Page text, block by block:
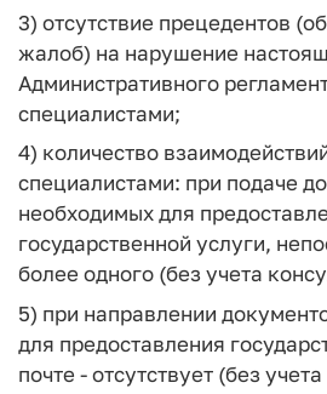
3) отсутствие прецедентов
жалоб) на нарушение
Административного
специалистами;
4) количество
специалистами: при подаче
необходимых для
государственной услуги,
более одного (без учета
5) при направлении
для предоставления
почте - отсутствует (без